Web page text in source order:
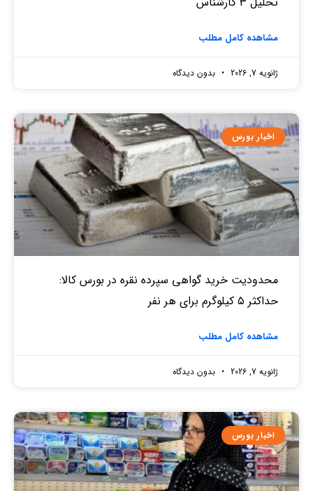
مشاهده کامل مطلب
ژانویه 7, 2026 بدون دیدگاه
اخبار بورس
محدودیت خرید گواهی سپرده نقره در بورس کالا:
حداکثر ۵ کیلوگرم برای هر نفر
مشاهده کامل مطلب
ژانویه 7, 2026 بدون دیدگاه
اخبار بورس